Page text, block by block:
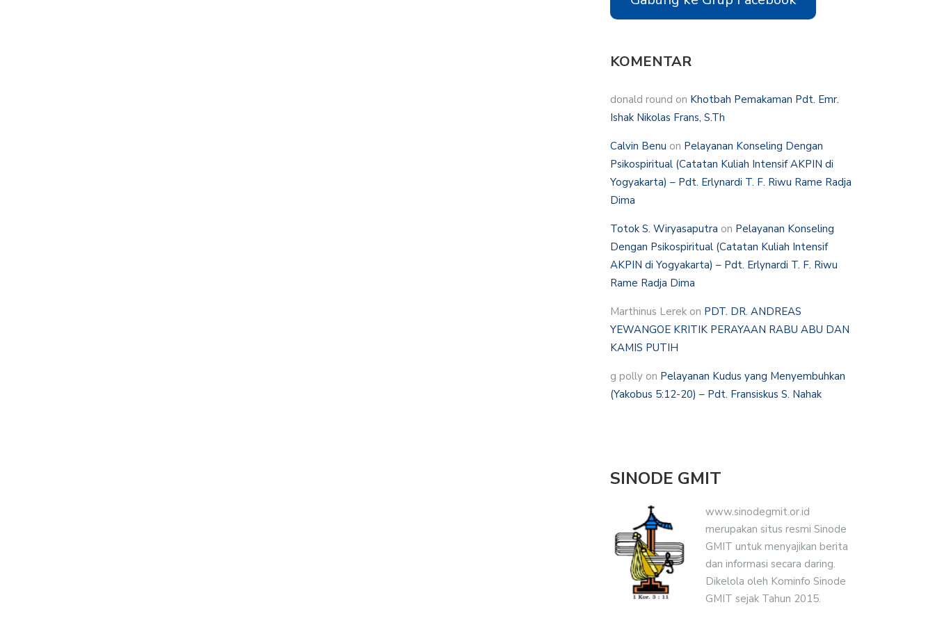
KOMENTAR
donald round on Khotbah Pemakaman Pdt. Emr.
Ishak Nikolas Frans, S.Th
Calvin Benu on Pelayanan Konseling Dengan
Psikospiritual (Catatan Kuliah Intensif AKPIN di
Yogyakarta) – Pdt. Erlynardi T. F. Riwu Rame Radja
Dima
Totok S. Wiryasaputra on Pelayanan Konseling
Dengan Psikospiritual (Catatan Kuliah Intensif
AKPIN di Yogyakarta) – Pdt. Erlynardi T. F. Riwu
Rame Radja Dima
Marthinus Lerek on PDT. DR. ANDREAS
YEWANGOE KRITIK PERAYAAN RABU ABU DAN
KAMIS PUTIH
g polly on Pelayanan Kudus yang Menyembuhkan
(Yakobus 5:12-20) – Pdt. Fransiskus S. Nahak
SINODE GMIT
www.sinodegmit.or.id
merupakan situs resmi Sinode
GMIT untuk menyajikan berita
dan informasi secara daring.
Dikelola oleh Kominfo Sinode
GMIT sejak Tahun 2015.